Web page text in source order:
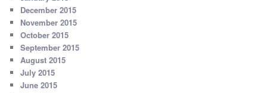
December 2015
November 2015
October 2015
September 2015
August 2015
July 2015
June 2015